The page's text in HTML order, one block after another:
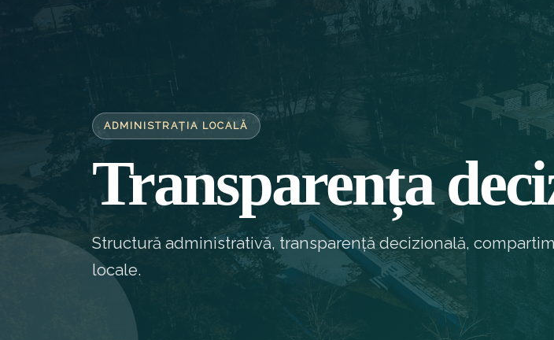
ADMINISTRAȚIA LOCALĂ
Transparența
Structură administrativă, transparență decizională,
locale.